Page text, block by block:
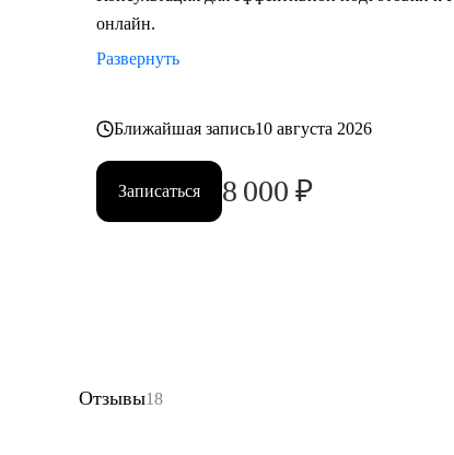
онлайн.
Развернуть
Ближайшая запись10 августа 2026
Записаться 8 000 ₽
Отзывы18